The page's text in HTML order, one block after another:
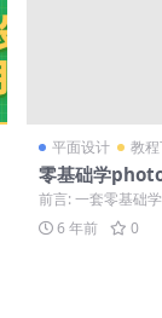
平面设计 教
零基础学
节课从小白到
前言: 一套零基础
18节课从小白到大
有帮助就看...
6 年前 0